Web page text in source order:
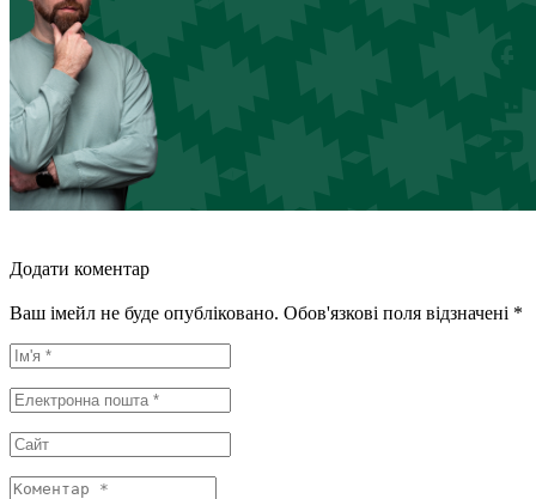
Додати коментар
Ваш імейл не буде опубліковано. Обов'язкові поля відзначені *